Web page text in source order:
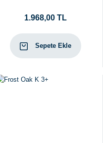
1.968,00 TL
Sepete Ekle